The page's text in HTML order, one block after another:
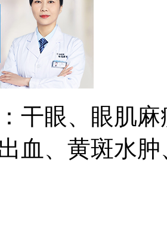
干眼、眼肌
血、黄斑水